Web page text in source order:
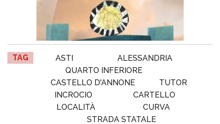
TAG ASTI
ALESSANDRIA
QUARTO INFERIORE
CASTELLO D'ANNONE
TUTOR
INCROCIO
CARTELLO
LOCALITÀ
CURVA
STRADA STATALE